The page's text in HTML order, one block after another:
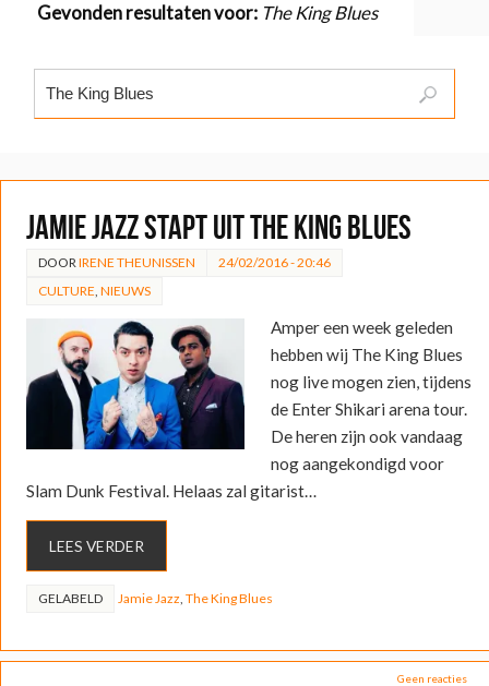
Gevonden resultaten voor: The King Blues
Jamie Jazz stapt uit The King Blues
DOOR IRENE THEUNISSEN
24/02/2016 - 20:46
CULTURE NIEUWS
Amper een week geleden
hebben wij The King Blues
nog live mogen zien, tijdens
de Enter Shikari arena tour.
De heren zijn ook vandaag
nog aangekondigd voor
Slam Dunk Festival. Helaas zal gitarist…
LEES VERDER
GELABELD Jamie Jazz The King Blues
Geen reacties